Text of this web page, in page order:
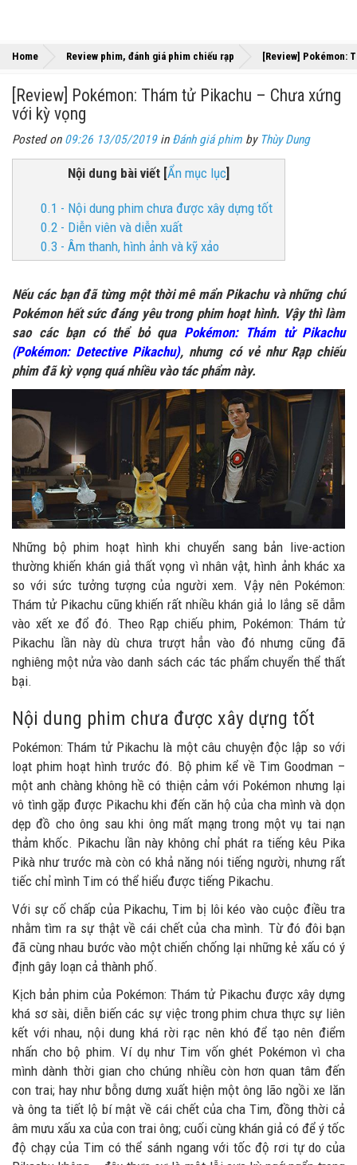
Home Review phim, đánh giá phim chiếu rạp [Review] Pokémon:
[Review] Pokémon: Thám tử Pikachu – Chưa xứng
với kỳ vọng
Posted on 09:26 13/05/2019in Đánh giá phim by Thùy Dung
Nội dung bài viết [Ẩn mục lục]
0.1 - Nội dung phim chưa được xây dựng tốt
0.2 - Diễn viên và diễn xuất
0.3 - Âm thanh, hình ảnh và kỹ xảo
Nếu các bạn đã từng một thời mê mẩn Pikachu và những chú
Pokémon hết sức đáng yêu trong phim hoạt hình. Vậy thì làm
sao các bạn có thể bỏ qua Pokémon: Thám tử Pikachu
(Pokémon: Detective Pikachu), nhưng có vẻ như Rạp chiếu
phim đã kỳ vọng quá nhiều vào tác phẩm này.
Những bộ phim hoạt hình khi chuyển sang bản live-action
thường khiến khán giả thất vọng vì nhân vật, hình ảnh khác xa
so với sức tưởng tượng của người xem. Vậy nên Pokémon:
Thám tử Pikachu cũng khiến rất nhiều khán giả lo lắng sẽ dẫm
vào xết xe đổ đó. Theo Rạp chiếu phim, Pokémon: Thám tử
Pikachu lần này dù chưa trượt hẳn vào đó nhưng cũng đã
nghiêng một nửa vào danh sách các tác phẩm chuyển thể thất
bại.
Nội dung phim chưa được xây dựng tốt
Pokémon: Thám tử Pikachu là một câu chuyện độc lập so với
loạt phim hoạt hình trước đó. Bộ phim kể về Tim Goodman –
một anh chàng không hề có thiện cảm với Pokémon nhưng lại
vô tình gặp được Pikachu khi đến căn hộ của cha mình và dọn
dẹp đồ cho ông sau khi ông mất mạng trong một vụ tai nạn
thảm khốc. Pikachu lần này không chỉ phát ra tiếng kêu Pika
Pikà như trước mà còn có khả năng nói tiếng người, nhưng rất
tiếc chỉ mình Tim có thể hiểu được tiếng Pikachu.
Với sự cố chấp của Pikachu, Tim bị lôi kéo vào cuộc điều tra
nhằm tìm ra sự thật về cái chết của cha mình. Từ đó đôi bạn
đã cùng nhau bước vào một chiến chống lại những kẻ xấu có ý
định gây loạn cả thành phố.
Kịch bản phim của Pokémon: Thám tử Pikachu được xây dựng
khá sơ sài, diễn biến các sự việc trong phim chưa thực sự liên
kết với nhau, nội dung khá rời rạc nên khó để tạo nên điểm
nhấn cho bộ phim. Ví dụ như Tim vốn ghét Pokémon vì cha
mình dành thời gian cho chúng nhiều còn hơn quan tâm đến
con trai; hay như bỗng dưng xuất hiện một ông lão ngồi xe lăn
và ông ta tiết lộ bí mật về cái chết của cha Tim, đồng thời cả
âm mưu xấu xa của con trai ông; cuối cùng khán giả có để ý tốc
độ chạy của Tim có thể sánh ngang với tốc độ rơi tự do của